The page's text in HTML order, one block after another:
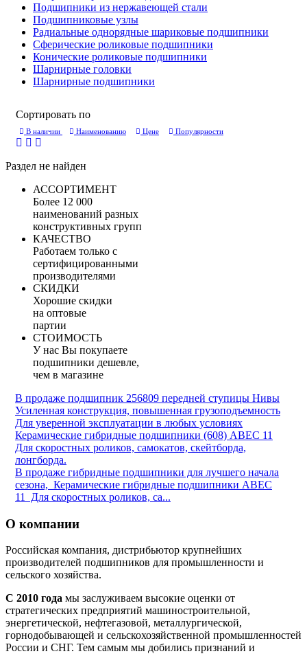
Подшипники из нержавеющей стали
Подшипниковые узлы
Радиальные однорядные шариковые подшипники
Сферические роликовые подшипники
Конические роликовые подшипники
Шарнирные головки
Шарнирные подшипники
Сортировать по
В наличии Наименованию Цене Популярности
Раздел не найден
АССОРТИМЕНТ
Более 12 000
наименований разных
конструктивных групп
КАЧЕСТВО
Работаем только с
сертифицированными
производителями
СКИДКИ
Хорошие скидки
на оптовые
партии
СТОИМОСТЬ
У нас Вы покупаете
подшипники дешевле,
чем в магазине
В продаже подшипник 256809 передней ступицы Нивы
Усиленная конструкция, повышенная грузоподъемность
Для уверенной эксплуатации в любых условиях
Керамические гибридные подшипники (608) ABEC 11
Для скоростных роликов, самокатов, скейтборда,
лонгборда.
В продаже гибридные подшипники для лучшего начала
сезона, Керамические гибридные подшипники ABEC
11 Для скоростных роликов, са...
О компании
Российская компания, дистрибьютор крупнейших
производителей подшипников для промышленности и
сельского хозяйства.
С 2010 года мы заслуживаем высокие оценки от
стратегических предприятий машиностроительной,
энергетической, нефтегазовой, металлургической,
горнодобывающей и сельскохозяйственной промышленностей
России и СНГ. Тем самым мы добились признаний и